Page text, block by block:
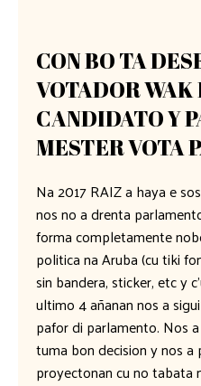
CON BO TA
VOTADOR WAK
CANDIDATO Y
MESTER VOTA
Na 2017 RAIZ a haya e
nos no a drenta
forma completamente
politica na Aruba (cu tiki
sin bandera, sticker, etc y
ultimo 4 añanan nos a
pafor di parlamento. Nos
tuma bon decision y nos
proyectonan cu no tabata